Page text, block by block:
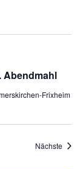
Abendmahl
Frixheim
Nächste